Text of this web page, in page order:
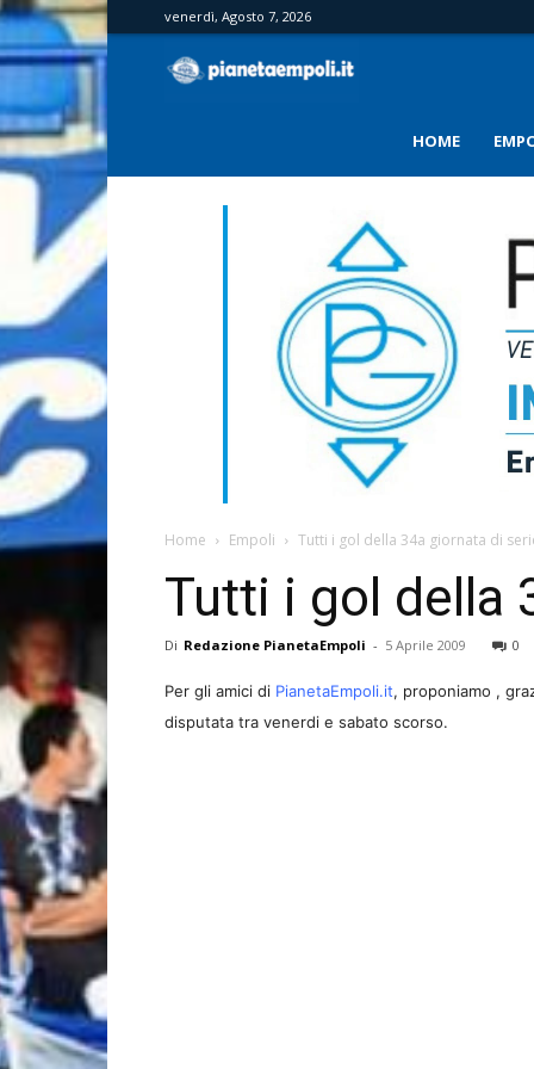
venerdì, Agosto 7, 2026
HOME
Home Empoli Tutti i gol della 34a giornata di
Tutti i gol della
Di Redazione PianetaEmpoli - 5 Aprile 2009 0
Per gli amici di PianetaEmpoli.it, proponiamo ,
disputata tra venerdi e sabato scorso.